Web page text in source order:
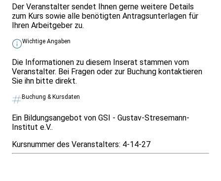
Der Veranstalter sendet Ihnen gerne weitere Details
zum Kurs sowie alle benötigten Antragsunterlagen für
Ihren Arbeitgeber zu.
Wichtige Angaben
Die Informationen zu diesem Inserat stammen vom
Veranstalter. Bei Fragen oder zur Buchung kontaktieren
Sie ihn bitte direkt.
Buchung & Kursdaten
Ein Bildungsangebot von GSI - Gustav-Stresemann-
Institut e.V..
Kursnummer des Veranstalters: 4-14-27